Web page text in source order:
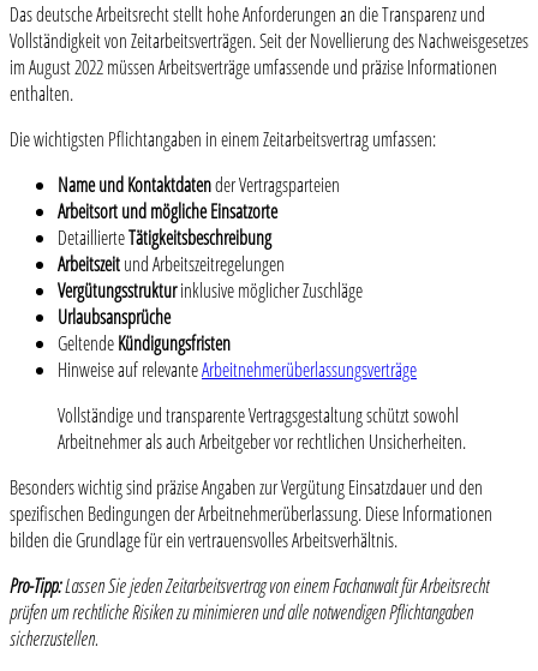
Das deutsche Arbeitsrecht stellt hohe Anforderungen an die Transparenz und
Vollständigkeit von Zeitarbeitsverträgen. Seit der Novellierung des Nachweisgesetzes
im August 2022 müssen Arbeitsverträge umfassende und präzise Informationen
enthalten.
Die wichtigsten Pflichtangaben in einem Zeitarbeitsvertrag umfassen:
Name und Kontaktdatender Vertragsparteien
Arbeitsort und mögliche Einsatzorte
DetaillierteTätigkeitsbeschreibung
Arbeitszeitund Arbeitszeitregelungen
Vergütungsstrukturinklusive möglicher Zuschläge
Urlaubsansprüche
GeltendeKündigungsfristen
Hinweise auf relevanteArbeitnehmerüberlassungsverträge
Vollständige und transparente Vertragsgestaltung schützt sowohl
Arbeitnehmer als auch Arbeitgeber vor rechtlichen Unsicherheiten.
Besonders wichtig sind präzise Angaben zur Vergütung Einsatzdauer und den
spezifischen Bedingungen der Arbeitnehmerüberlassung. Diese Informationen
bilden die Grundlage für ein vertrauensvolles Arbeitsverhältnis.
Pro-Tipp:Lassen Sie jeden Zeitarbeitsvertrag von einem Fachanwalt für Arbeitsrecht
prüfen um rechtliche Risiken zu minimieren und alle notwendigen Pflichtangaben
sicherzustellen.